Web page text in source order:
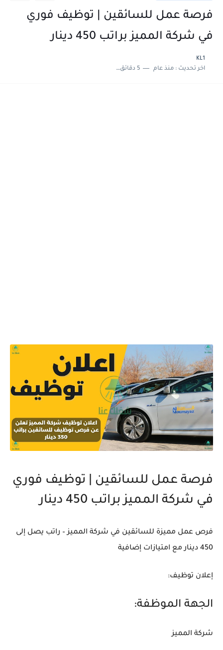
فرصة عمل للسائقين | توظيف فوري
في شركة المميز براتب 450 دينار
KL1
اخر تحديث :منذ عام 5 دقائق للقراءة
فرصة عمل للسائقين | توظيف فوري
في شركة المميز براتب 450 دينار
فرص عمل مميزة للسائقين في شركة المميز – راتب يصل إلى
450 دينار مع امتيازات إضافية
إعلان توظيف:
الجهة الموظفة:
شركة المميز